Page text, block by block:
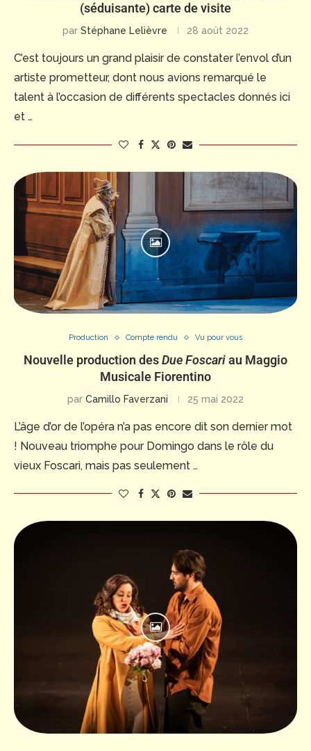
(séduisante) carte de visite
par Stéphane Lelièvre 28 août 2022
C’est toujours un grand plaisir de constater l’envol d’un
artiste prometteur, dont nous avions remarqué le
talent à l’occasion de différents spectacles donnés ici
et …
Production Compte rendu Vu pour vous
Nouvelle production desDue Foscariau Maggio
Musicale Fiorentino
par Camillo Faverzani 25 mai 2022
L’âge d’or de l’opéra n’a pas encore dit son dernier mot
! Nouveau triomphe pour Domingo dans le rôle du
vieux Foscari, mais pas seulement …